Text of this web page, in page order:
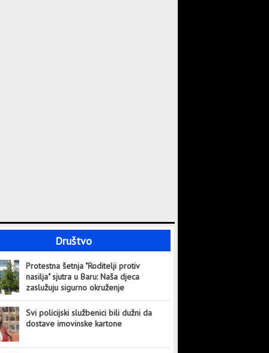
Društvo
Protestna šetnja "Roditelji protiv
nasilja" sjutra u Baru: Naša djeca
zaslužuju sigurno okruženje
Svi policijski službenici bili dužni da
dostave imovinske kartone